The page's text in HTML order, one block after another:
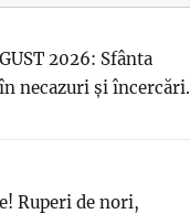
2026: Sfânta
în necazuri și încercări.
Ruperi de nori,